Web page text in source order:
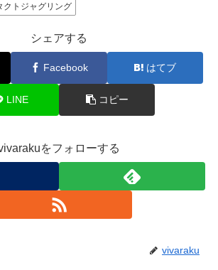
クトジャグリング
シェアする
Facebook はてブ
LINE コピー
をフォローする
vivaraku